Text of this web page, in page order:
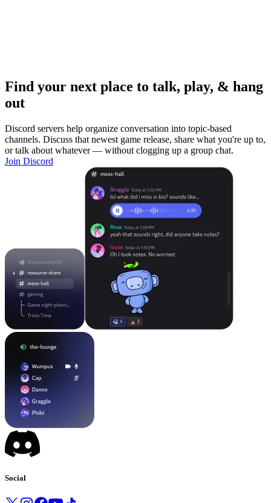
Find your next place to talk, play, & hang
out
Discord servers help organize conversation into topic-based
channels. Discuss that newest game release, share what you're up to,
or talk about whatever — without clogging up a group chat.
Join Discord
Social